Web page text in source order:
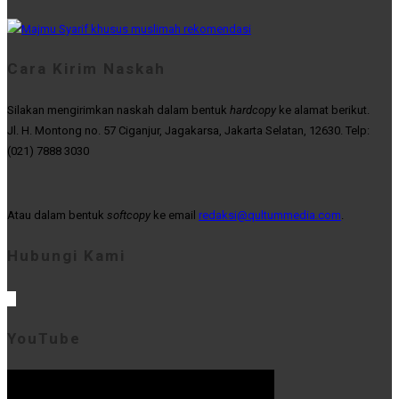
Cara Kirim Naskah
Silakan mengirimkan naskah dalam bentuk hardcopy ke alamat berikut.
Jl. H. Montong no. 57 Ciganjur, Jagakarsa, Jakarta Selatan, 12630. Telp:
(021) 7888 3030
Atau dalam bentuk softcopy ke email redaksi@qultummedia.com.
Hubungi Kami
YouTube